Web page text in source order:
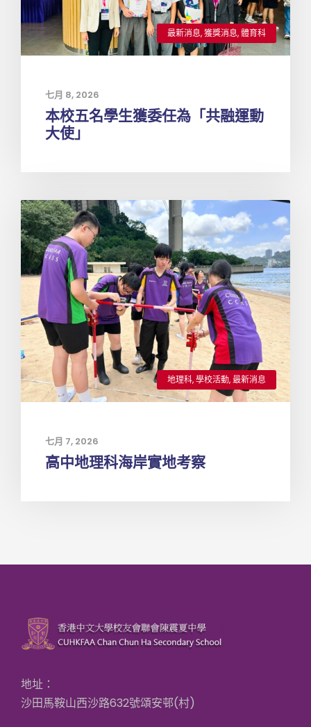
最新消息,獲獎消息,體育科
七月 8, 2026
本校五名學生獲委任為「共融運動
大使」
地理科,學校活動,最新消息
七月 7, 2026
高中地理科海岸實地考察
地址：
沙田馬鞍山西沙路632號頌安邨(村)